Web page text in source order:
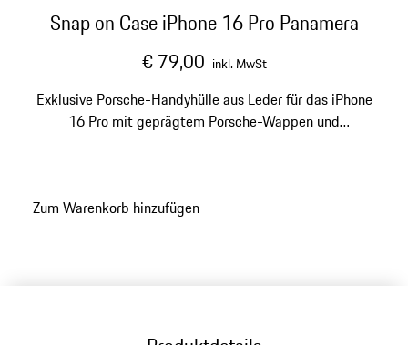
Snap on Case iPhone 16 Pro Panamera
€ 79,00 inkl. MwSt
Exklusive Porsche-Handyhülle aus Leder für das iPhone
16 Pro mit geprägtem Porsche-Wappen und
Zum Warenkorb hinzufügen